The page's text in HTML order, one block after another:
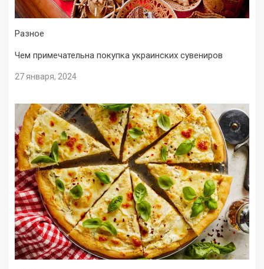
Разное
Чем примечательна покупка украинских сувениров
27 января, 2024